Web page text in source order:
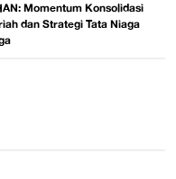
Momentum Konsolidasi
dan Strategi Tata Niaga